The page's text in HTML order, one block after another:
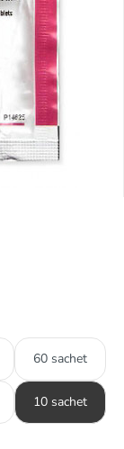
60 sachet
10 sachet